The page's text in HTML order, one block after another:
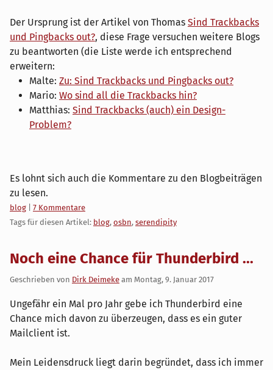
Der Ursprung ist der Artikel von Thomas Sind Trackbacks
und Pingbacks out?, diese Frage versuchen weitere Blogs
zu beantworten (die Liste werde ich entsprechend
erweitern:
Malte: Zu: Sind Trackbacks und Pingbacks out?
Mario: Wo sind all die Trackbacks hin?
Matthias: Sind Trackbacks (auch) ein Design-
Problem?
Es lohnt sich auch die Kommentare zu den Blogbeiträgen
zu lesen.
Kategorien:
blog
7 Kommentare
Tags für diesen Artikel: blog, osbn, serendipity
Noch eine Chance für Thunderbird ...
Geschrieben von Dirk Deimeke am Montag, 9. Januar 2017
Ungefähr ein Mal pro Jahr gebe ich Thunderbird eine
Chance mich davon zu überzeugen, dass es ein guter
Mailclient ist.
Mein Leidensdruck liegt darin begründet, dass ich immer